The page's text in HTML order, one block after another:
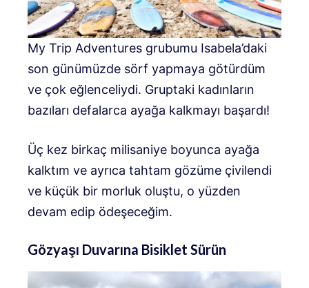
My Trip Adventures grubumu Isabela’daki
son günümüzde sörf yapmaya götürdüm
ve çok eğlenceliydi. Gruptaki kadınların
bazıları defalarca ayağa kalkmayı başardı!
Üç kez birkaç milisaniye boyunca ayağa
kalktım ve ayrıca tahtam gözüme çivilendi
ve küçük bir morluk oluştu, o yüzden
devam edip ödeşeceğim.
Gözyaşı Duvarına Bisiklet Sürün